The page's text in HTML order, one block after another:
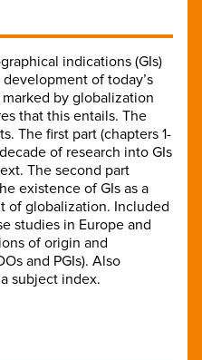
indications (GIs)
of today’s
by globalization
that this entails. The
The first part (chapters 1-
of research into GIs
The second part
existence of GIs as a
of globalization. Included
studies in Europe and
of origin and
and PGIs). Also
subject index.